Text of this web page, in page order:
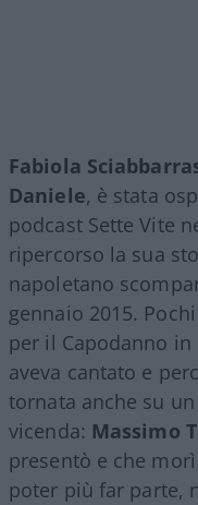
Fabiola
Daniele, è stata
podcast Sette Vite
ripercorso la sua
napoletano
gennaio 2015.
per il Capodanno
aveva cantato e
tornata anche su
vicenda: Massimo
presentò e che morì
poter più far parte,